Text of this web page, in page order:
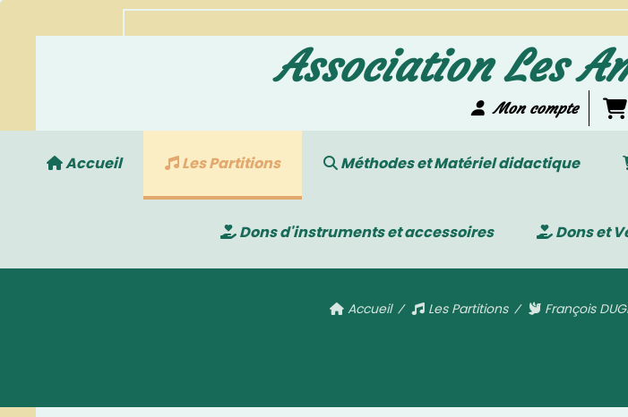
Association Les
Mon compte
Accueil Les Partitions Méthodes et Matériel didactique
Dons d'instruments et accessoires Dons et
Accueil Les Partitions François